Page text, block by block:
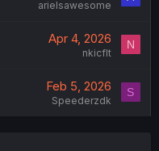
arielsawesome
Apr 4, 2026
nkicflt
N
Feb 5, 2026
Speederzdk
S